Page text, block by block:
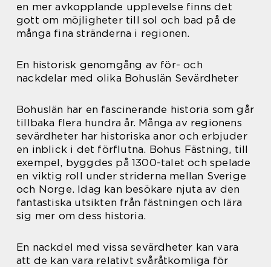
en mer avkopplande upplevelse finns det
gott om möjligheter till sol och bad på de
många fina stränderna i regionen.
En historisk genomgång av för- och
nackdelar med olika Bohuslän Sevärdheter
Bohuslän har en fascinerande historia som går
tillbaka flera hundra år. Många av regionens
sevärdheter har historiska anor och erbjuder
en inblick i det förflutna. Bohus Fästning, till
exempel, byggdes på 1300-talet och spelade
en viktig roll under striderna mellan Sverige
och Norge. Idag kan besökare njuta av den
fantastiska utsikten från fästningen och lära
sig mer om dess historia.
En nackdel med vissa sevärdheter kan vara
att de kan vara relativt svåråtkomliga för